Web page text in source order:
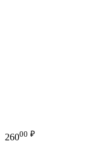
26000 ₽